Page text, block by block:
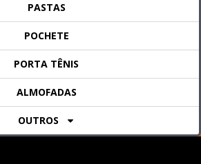
PASTAS
POCHETE
PORTA TÊNIS
ALMOFADAS
OUTROS